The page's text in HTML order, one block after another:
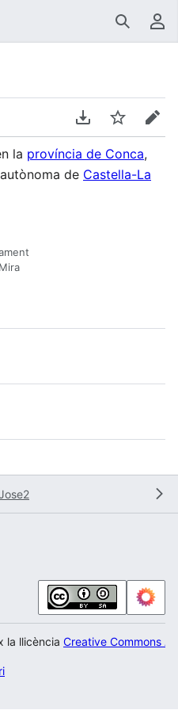
Buscar
Descarregar en
Vigilar
la província de Conca,
de Castella-La
la llicència Creative Commons